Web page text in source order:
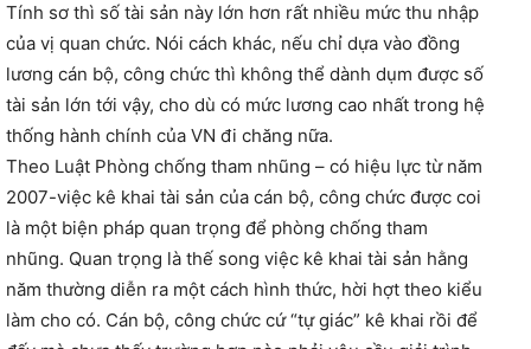
Tính sơ thì số tài sản này lớn hơn rất nhiều mức thu nhập
của vị quan chức. Nói cách khác, nếu chỉ dựa vào đồng
lương cán bộ, công chức thì không thể dành dụm được số
tài sản lớn tới vậy, cho dù có mức lương cao nhất trong hệ
thống hành chính của VN đi chăng nữa.
Theo Luật Phòng chống tham nhũng – có hiệu lực từ năm
2007-việc kê khai tài sản của cán bộ, công chức được coi
là một biện pháp quan trọng để phòng chống tham
nhũng. Quan trọng là thế song việc kê khai tài sản hằng
năm thường diễn ra một cách hình thức, hời hợt theo kiểu
làm cho có. Cán bộ, công chức cứ “tự giác” kê khai rồi để